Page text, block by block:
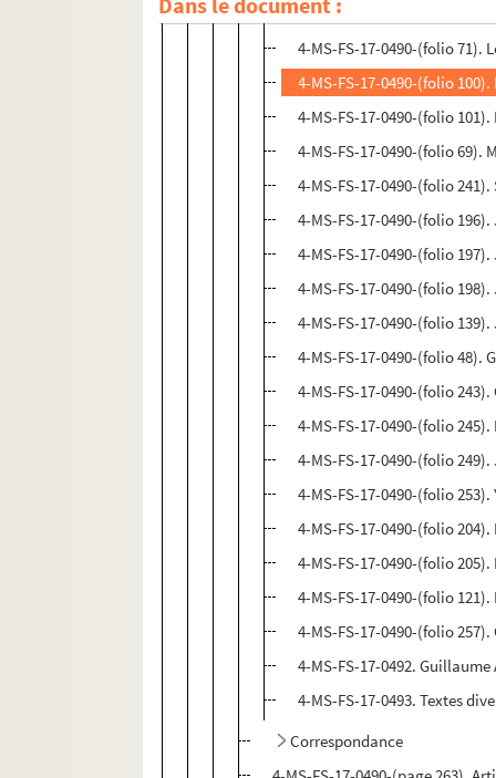
4-MS-FS-17-0490-(folio
4-MS-FS-17-0490-(folio 71).
4-MS-FS-17-0490-(folio
4-MS-FS-17-0490-(folio
4-MS-FS-17-0490-(folio 69).
4-MS-FS-17-0490-(folio
4-MS-FS-17-0490-(folio
4-MS-FS-17-0490-(folio
4-MS-FS-17-0490-(folio
4-MS-FS-17-0490-(folio
4-MS-FS-17-0490-(folio
4-MS-FS-17-0490-(folio
4-MS-FS-17-0490-(folio
4-MS-FS-17-0490-(folio
4-MS-FS-17-0490-(folio
4-MS-FS-17-0490-(folio
4-MS-FS-17-0490-(folio
4-MS-FS-17-0490-(folio
4-MS-FS-17-0490-(folio
4-MS-FS-17-0492.
4-MS-FS-17-0493. Textes
Correspondance